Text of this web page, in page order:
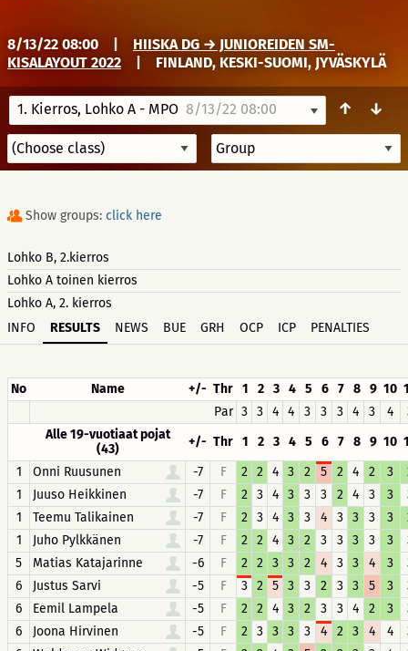
8/13/22 08:00
HIISKA DG → JUNIOREIDEN SM-
KISALAYOUT 2022
FINLAND, KESKI-SUOMI, JYVÄSKYLÄ
1. Kierros, Lohko A - MPO 8/13/22 08:00 ↑ ↓
Show groups: click here
Lohko B, 2.kierros
Lohko A toinen kierros
Lohko A, 2. kierros
INFO
RESULTS NEWS BUE GRH OCP ICP PENALTIES
No Name +/- Thr 1 2 3 4 5 6 7 8 9 10
Par 3 3 4 4 3 3 3 4 3 4
Alle 19-vuotiaat pojat
(43)
+/- Thr 1 2 3 4 5 6 7 8 9 10
1
Onni Ruusunen -7 F 2 2 4 3 2 5 2 4 2 3
1
Juuso Heikkinen -7 F 2 3 4 3 3 3 2 4 3 3
1
Teemu Talikainen -7 F 2 3 4 3 3 4 3 3 3 3
1
Juho Pylkkänen -7 F 2 2 4 3 2 3 3 3 3 3
5
Matias Katajarinne -6 F 2 2 3 3 2 4 3 3 4 3
6
Justus Sarvi -5 F 3 2 5 3 3 2 3 3 5 3
6
Eemil Lampela -5 F 2 2 4 3 2 3 3 4 2 3
6
Joona Hirvinen -5 F 2 3 3 3 3 4 2 3 4 4